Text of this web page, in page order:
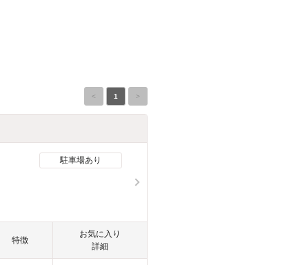
< 1 >
駐車場あり
特徴
お気に入り
詳細